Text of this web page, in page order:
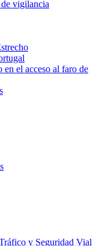
de vigilancia
el acceso al faro de
y Seguridad Vial